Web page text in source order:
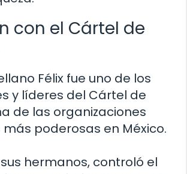
con el Cártel de
Félix fue uno de los
y líderes del Cártel de
de las organizaciones
poderosas en México.
hermanos, controló el